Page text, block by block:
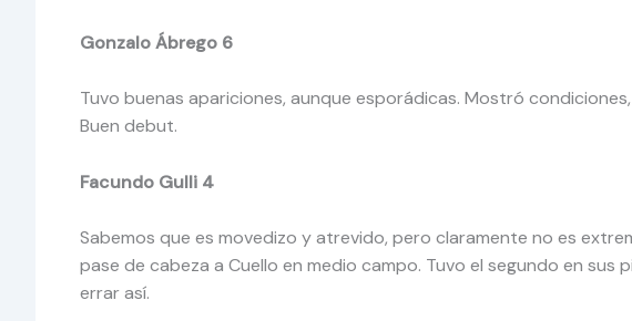
Gonzalo Ábrego 6
Tuvo buenas apariciones, aunque esporádicas. Mostró
Buen debut.
Facundo Gulli 4
Sabemos que es movedizo y atrevido, pero claramente no es
pase de cabeza a Cuello en medio campo. Tuvo el segundo en
errar así.